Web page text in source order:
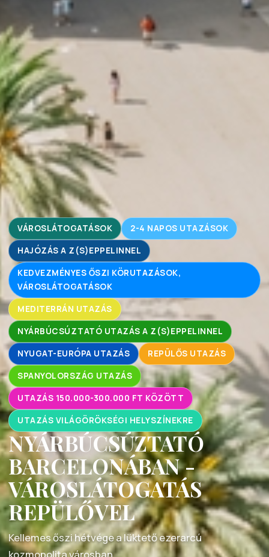
VÁROSLÁTOGATÁSOK 2-4 NAPOS UTAZÁSOK
HAJÓZÁS A Z(S)EPPELINNEL
KEDVEZMÉNYES ŐSZI KÖRUTAZÁSOK,
VÁROSLÁTOGATÁSOK
MEDITERRÁN UTAZÁS
NYÁRBÚCSÚZTATÓ UTAZÁS A Z(S)EPPELINNEL
NYUGAT-EURÓPA UTAZÁS REPÜLŐS UTAZÁS
SPANYOLORSZÁG UTAZÁS
UTAZÁS 150.000-300.000 FT KÖZÖTT
UTAZÁS VILÁGÖRÖKSÉGI HELYSZÍNEKRE
NYÁRBÚCSÚZTATÓ
BARCELONÁBAN -
VÁROSLÁTOGATÁS
REPÜLŐVEL
Kellemes őszi hétvége a lüktető ezerarcú